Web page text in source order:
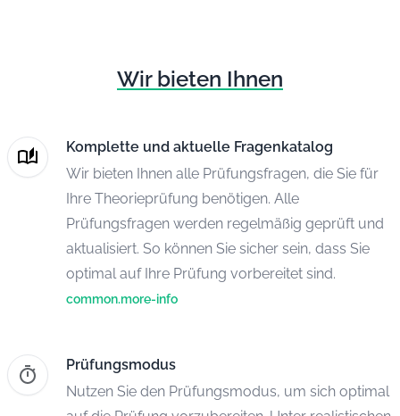
Wir bieten Ihnen
Komplette und aktuelle Fragenkatalog
Wir bieten Ihnen alle Prüfungsfragen, die Sie für
Ihre Theorieprüfung benötigen. Alle
Prüfungsfragen werden regelmäßig geprüft und
aktualisiert. So können Sie sicher sein, dass Sie
optimal auf Ihre Prüfung vorbereitet sind.
common.more-info
Prüfungsmodus
Nutzen Sie den Prüfungsmodus, um sich optimal